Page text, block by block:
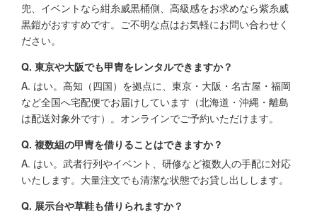
兜、イベントなら紺糸威黒桶側、高級感をお求めなら紫糸威
黒鎧がおすすめです。ご不明な点はお気軽にお問い合わせく
ださい。
Q. 東京や大阪でも甲冑をレンタルできますか？
A. はい。高知（四国）を拠点に、東京・大阪・名古屋・福岡
など全国へ宅配便でお届けしています（北海道・沖縄・離島
は配送対象外です）。オンラインでご予約いただけます。
Q. 複数組の甲冑を借りることはできますか？
A. はい。武者行列やイベント、研修など複数人の手配に対応
いたします。大量注文でも清潔な状態でお貸し出しします。
Q. 展示台や草鞋も借りられますか？